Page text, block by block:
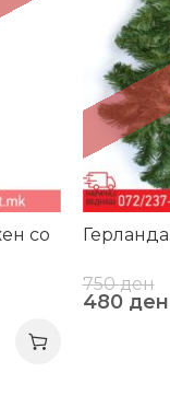
со
750ден
480 ден